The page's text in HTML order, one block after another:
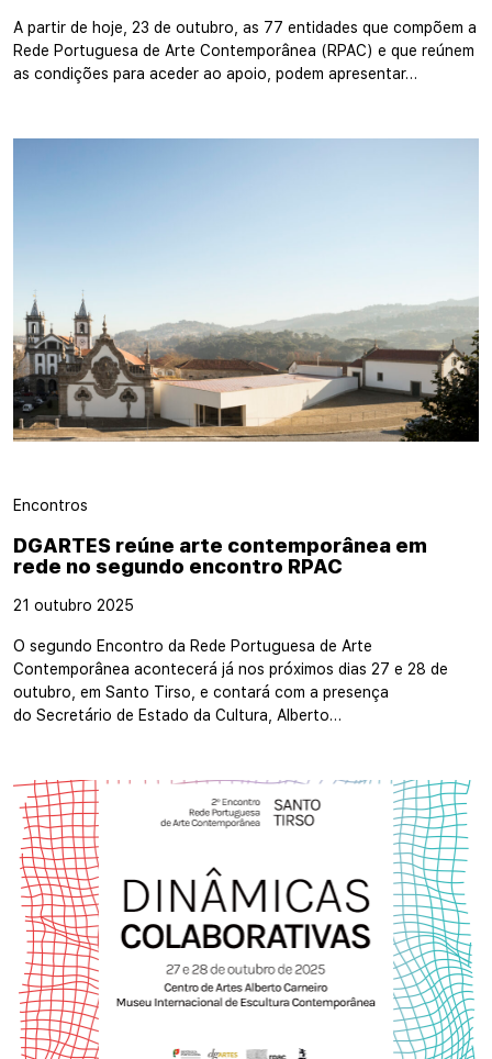
A partir de hoje, 23 de outubro, as 77 entidades que compõem a
Rede Portuguesa de Arte Contemporânea (RPAC) e que reúnem
as condições para aceder ao apoio, podem apresentar…
Encontros
DGARTES reúne arte contemporânea em
rede no segundo encontro RPAC
21 outubro 2025
O segundo Encontro da Rede Portuguesa de Arte
Contemporânea acontecerá já nos próximos dias 27 e 28 de
outubro, em Santo Tirso, e contará com a presença
do Secretário de Estado da Cultura, Alberto…